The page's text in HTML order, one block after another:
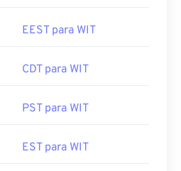
EEST para WIT
CDT para WIT
PST para WIT
EST para WIT